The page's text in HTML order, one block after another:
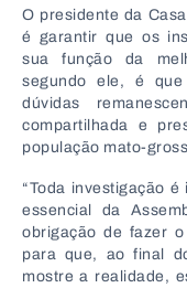
O presidente da
é garantir que os
sua função da
segundo ele, é
dúvidas
compartilhada e
população mato-
“Toda investigação
essencial da
obrigação de fazer
para que, ao final
mostre a realidade,